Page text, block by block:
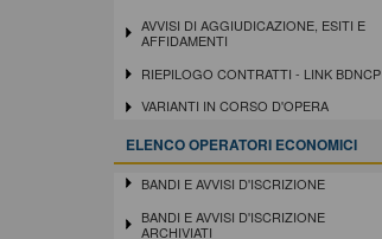
AVVISI DI AGGIUDICAZIONE, ESITI E
AFFIDAMENTI
RIEPILOGO CONTRATTI - LINK BDNCP
VARIANTI IN CORSO D'OPERA
ELENCO OPERATORI ECONOMICI
BANDI E AVVISI D'ISCRIZIONE
BANDI E AVVISI D'ISCRIZIONE
ARCHIVIATI